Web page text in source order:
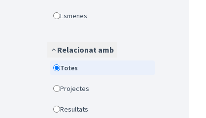
Esmenes
Relacionat amb
Totes
Projectes
Resultats